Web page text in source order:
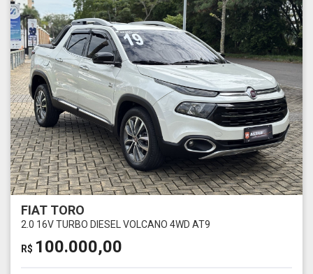
FIAT TORO
2.0 16V TURBO DIESEL VOLCANO 4WD AT9
R$ 100.000,00